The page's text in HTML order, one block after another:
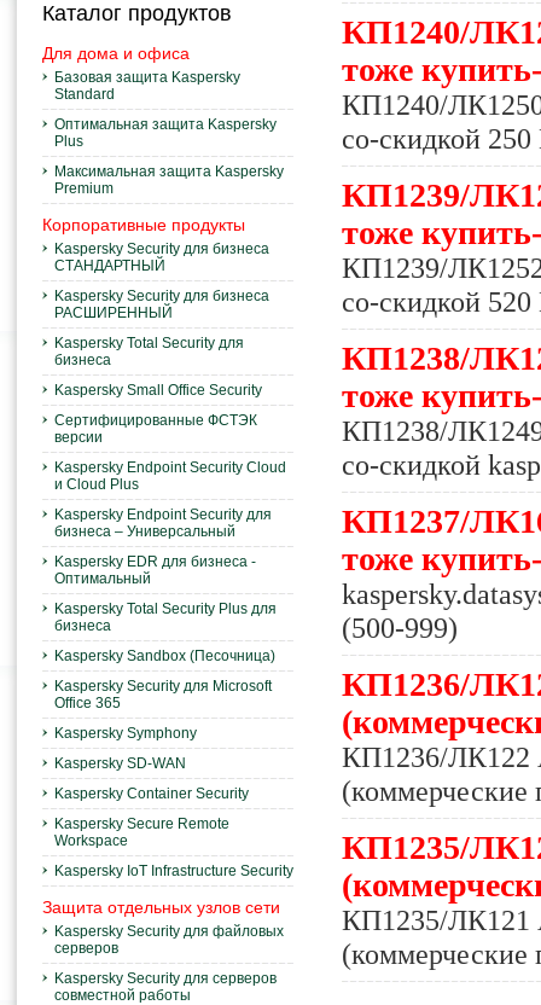
Каталог продуктов
Для дома и офиса
Базовая защита Kaspersky
Standard
Оптимальная защита Kaspersky
Plus
Максимальная защита Kaspersky
Premium
Корпоративные продукты
Kaspersky Security для бизнеса
СТАНДАРТНЫЙ
Kaspersky Security для бизнеса
РАСШИРЕННЫЙ
Kaspersky Total Security для
бизнеса
Kaspersky Small Office Security
Сертифицированные ФСТЭК
версии
Kaspersky Endpoint Security Cloud
и Cloud Plus
Kaspersky Endpoint Security для
бизнеса – Универсальный
Kaspersky EDR для бизнеса -
Оптимальный
Kaspersky Total Security Plus для
бизнеса
Kaspersky Sandbox (Песочница)
Kaspersky Security для Microsoft
Office 365
Kaspersky Symphony
Kaspersky SD-WAN
Kaspersky Container Security
Kaspersky Secure Remote
Workspace
Kaspersky IoT Infrastructure Security
Защита отдельных узлов сети
Kaspersky Security для файловых
серверов
Kaspersky Security для серверов
совместной работы
КП1240/
тоже
КП1240/
со-скидкой
КП1239/
тоже
КП1239/
со-скидкой
КП1238/
тоже
КП1238/
со-скидкой
КП1237/
тоже
(500-999)
КП1236/
КП1236/ЛК122
(коммерческие
КП1235/
КП1235/ЛК121
(коммерческие